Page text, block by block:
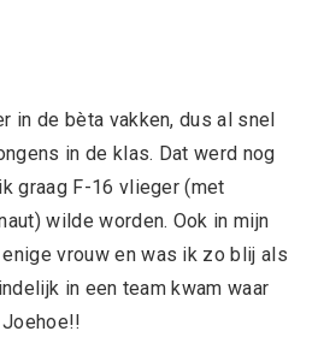
in de bèta vakken, dus al snel
in de klas. Dat werd nog
graag F-16 vlieger (met
wilde worden. Ook in mijn
vrouw en was ik zo blij als
in een team kwam waar